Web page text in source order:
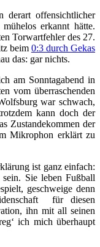
derart offensichtlicher
erkannt hätte.
Torwartfehler des 27.
beim 0:3 durch Gekas
das: gar nichts.
am Sonntagabend in
vom überraschenden
war schwach,
kann doch der
Zustandekommen der
Mikrophon erklärt zu
ist ganz einfach:
Sie leben Fußball
geschweige denn
für diesen
ihn mit all seinen
ich mich überhaupt